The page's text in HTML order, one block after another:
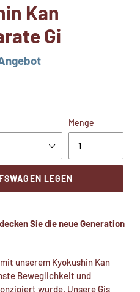
Kan
Gi
Menge
LEGEN
Sie die neue Generation
unserem Kyokushin Kan
Beweglichkeit und
wurde. Unsere Gis